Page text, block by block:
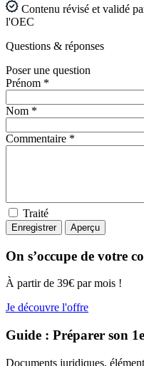
Contenu révisé et validé
l'OEC
Questions & réponses
Poser une question
Prénom *
Nom *
Commentaire *
Traité
On s’occupe de votre
À partir de 39€ par mois !
Je découvre l'offre
Guide : Préparer son
Documents juridiques,